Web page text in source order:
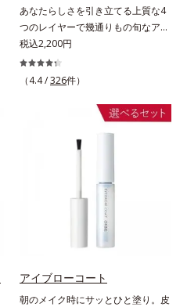
あなたらしさを引き立てる上質な4
つのレイヤーで幾通りもの旬なアイ
メイクが叶う。上質なテクスチャー
と多様なカラーリングで、似合うを
知る＆楽しさを引き出す、4色のア
け込みやすい多様な質感と計算され
た配色だから重ねてもくすまず、簡
単に印象的な目元が完成します。2
無限大。もちろん単色使いもOK！
あなたらしさを引き立てる4つのレ
イヤーで、幾通りもの旬なアイメイ
クをお楽しみください。
税込2,200円
（4.4 /326件）
アイブローコート
朝のメイク時にサッとひと塗り。皮